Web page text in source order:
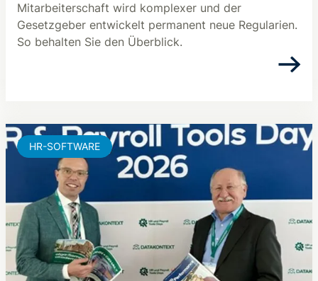
Mitarbeiterschaft wird komplexer und der
Gesetzgeber entwickelt permanent neue Regularien.
So behalten Sie den Überblick.
HR-SOFTWARE